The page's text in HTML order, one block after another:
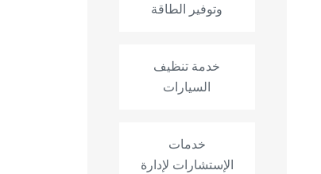
وتوفير الطاقة
خدمة تنظيف
السيارات
خدمات
الإستشارات لإدارة